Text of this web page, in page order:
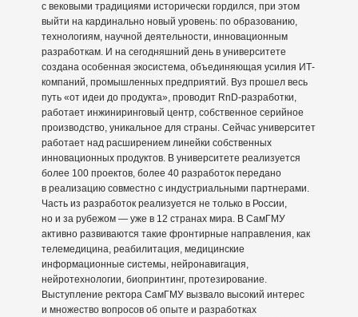
с вековыми традициями исторически гордился, при этом
выйти на кардинально новый уровень: по образованию,
технологиям, научной деятельности, инновационным
разработкам. И на сегодняшний день в университете
создана особенная экосистема, объединяющая усилия ИТ-
компаний, промышленных предприятий. Вуз прошел весь
путь «от идеи до продукта», проводит RnD-разработки,
работает инжиниринговый центр, собственное серийное
производство, уникальное для страны. Сейчас университет
работает над расширением линейки собственных
инновационных продуктов. В университете реализуется
более 100 проектов, более 40 разработок передано
в реализацию совместно с индустриальными партнерами.
Часть из разработок реализуется не только в России,
но и за рубежом — уже в 12 странах мира. В СамГМУ
активно развиваются такие фронтирные направления, как
телемедицина, реабилитация, медицинские
информационные системы, нейронавигация,
нейротехнологии, биопринтинг, протезирование.
Выступление ректора СамГМУ вызвало высокий интерес
и множество вопросов об опыте и разработках